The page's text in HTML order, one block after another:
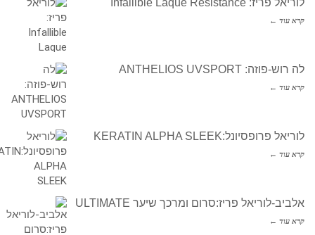
קרא עוד ←
לה רוש-פוזה: ANTHELIOS UVSPORT
קרא עוד ←
לוריאל פרופסיונל:KERATIN ALPHA SLEEK
קרא עוד ←
אלביב-לוריאל פריז:סרום ומרכך שיער ULTIMATE
קרא עוד ←